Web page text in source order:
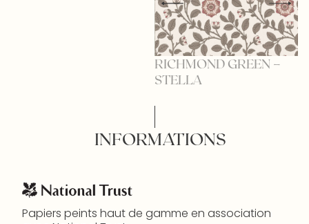
RICHMOND GREEN –
STELLA
INFORMATIONS
Papiers peints haut de gamme en association